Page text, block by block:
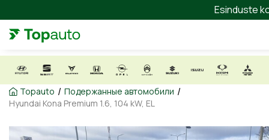
Esinduste
Topauto / Подержанные автомобили /
Hyundai Kona Premium 1.6, 104 kW, EL